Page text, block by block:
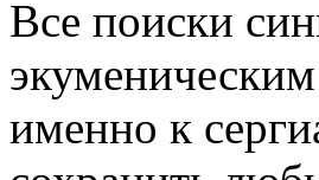
Все поиски
именно к